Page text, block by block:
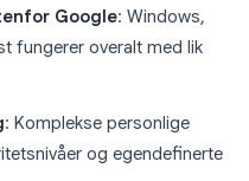
Google: Windows,
fungerer overalt med lik
: Komplekse personlige
og egendefinerte